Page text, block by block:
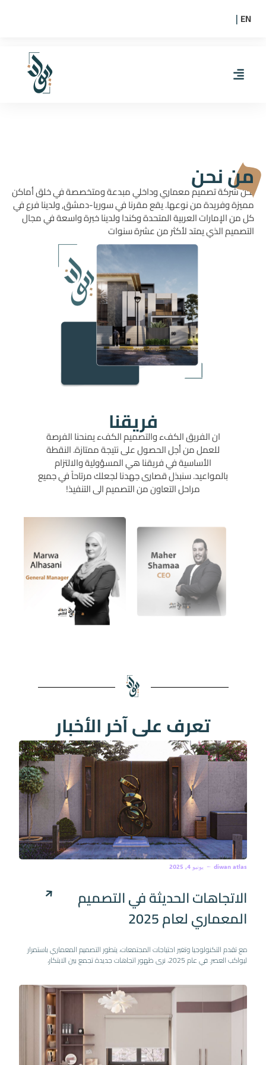
EN
|
من نحن
نحن شركة تصميم معماري وداخلي مبدعة ومتخصصة في خلق أماكن
مميزة وفريدة من نوعها. يقع مقرنا في سوريا-دمشق, ولدينا فرع في
كل من الإمارات العربية المتحدة وكندا ولدينا خبرة واسعة في مجال
التصميم الذي يمتد لأكثر من عشرة سنوات
فريقنا
ان الفريق الكفء والتصميم الكفء يمنحنا الفرصة
للعمل من أجل الحصول على نتيجة ممتازة. النقطة
الأساسية في فريقنا هي المسؤولية والالتزام
بالمواعيد. سنبذل قصارى جهدنا لجعلك مرتاحاً في جميع
مراحل التعاون من التصميم الى التنفيذ!
تعرف على آخر الأخبار
diwan atlas يونيو 4, 2025
الاتجاهات الحديثة في التصميم
المعماري لعام 2025
مع تقدم التكنولوجيا وتغير احتياجات المجتمعات، يتطور التصميم المعماري باستمرار
ليواكب العصر. في عام 2025، نرى ظهور اتجاهات جديدة تجمع بين الابتكار،
الاستدامة، والراحة لتشكيل مبانٍ ومساحات أكثر ذكاءً وجمالاً.
1. العمارة المستدامة والصديقة
للبيئة
أصبحت الاستدامة من أهم أولويات التصميم المعماري. المباني في 2025 تعتمد
على مواد صديقة للبيئة، أنظمة توفير الطاقة، وتصميمات تتيح الاستفادة القصوى
من الإضاءة والتهوية الطبيعية لتقليل البصمة الكربونية.